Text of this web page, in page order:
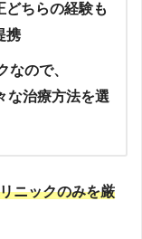
どちらの経験も
携
なので、
な治療方法を選
ニックのみを厳